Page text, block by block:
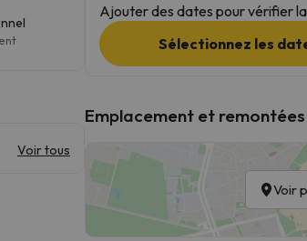
Voir tous
Ajouter des dates pour vérifier
Sélectionnez les
Emplacement et
Voir